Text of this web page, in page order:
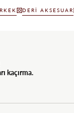
DERI AKSESUAR
kaçırma.